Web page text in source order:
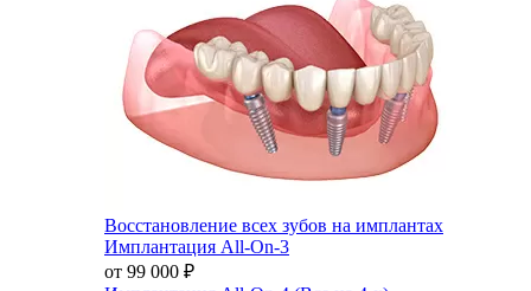
Восстановление всех зубов на имплантах
Имплантация All-On-3
от 99 000 ₽